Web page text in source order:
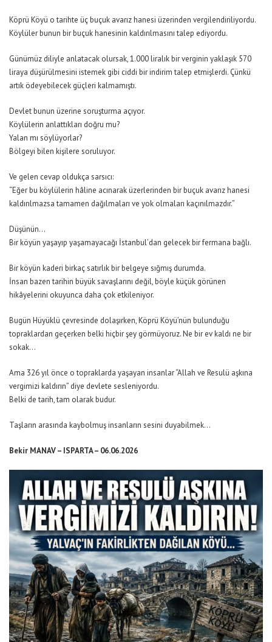
Köprü Köyü o tarihte üç buçuk avarız hanesi üzerinden vergilendiriliyordu.
Köylüler bunun bir buçuk hanesinin kaldırılmasını talep ediyordu.
Günümüz diliyle anlatacak olursak, 1.000 liralık bir verginin yaklaşık 570
liraya düşürülmesini istemek gibi ciddi bir indirim talep etmişlerdi. Çünkü
artık ödeyebilecek güçleri kalmamıştı.
Devlet bunun üzerine soruşturma açıyor.
Köylülerin anlattıkları doğru mu?
Yalan mı söylüyorlar?
Bölgeyi bilen kişilere soruluyor.
Ve gelen cevap oldukça sarsıcı:
“Eğer bu köylülerin hâline acınarak üzerlerinden bir buçuk avarız hanesi
kaldırılmazsa tamamen dağılmaları ve yok olmaları kaçınılmazdır.”
Düşünün…
Bir köyün yaşayıp yaşamayacağı İstanbul’dan gelecek bir fermana bağlı.
Bir köyün kaderi birkaç satırlık bir belgeye sığmış durumda.
İnsan bazen tarihin büyük savaşlarını değil, böyle küçük görünen
hikâyelerini okuyunca daha çok etkileniyor.
Bugün Hüyüklü çevresinde dolaşırken, Köprü Köyü’nün bulunduğu
topraklardan geçerken belki hiçbir şey görmüyoruz. Ne bir ev kaldı ne bir
sokak…
Ama 326 yıl önce o topraklarda yaşayan insanlar “Allah ve Resulü aşkına
vergimizi kaldırın” diye devlete sesleniyordu.
Belki de tarih, tam olarak budur.
Taşların arasında kaybolmuş insanların sesini duyabilmek…
Bekir MANAV – ISPARTA – 06.06.2026